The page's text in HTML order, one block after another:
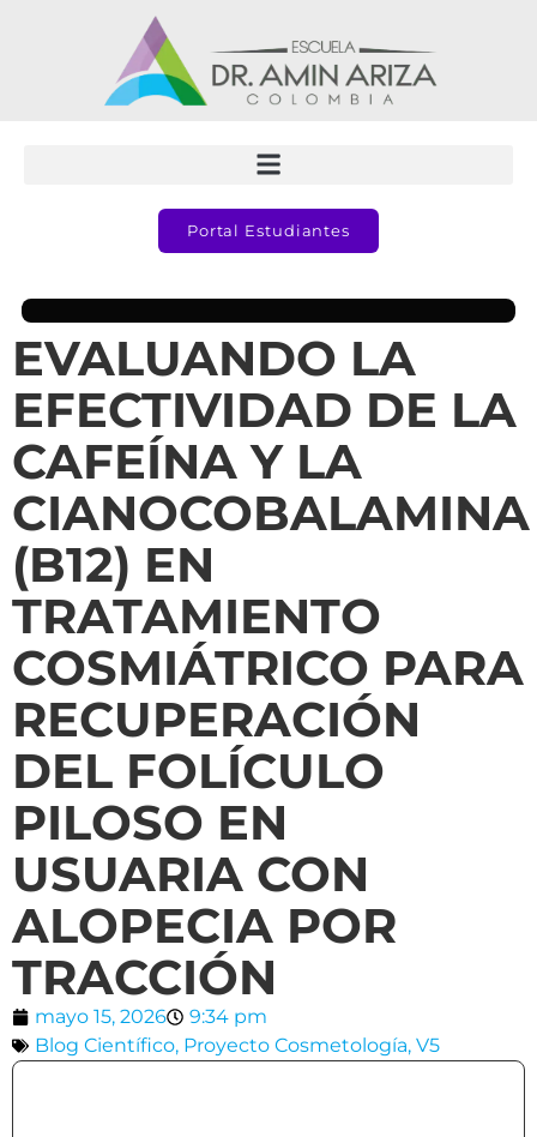
Portal Estudiantes
EVALUANDO LA
EFECTIVIDAD DE LA
CAFEÍNA Y LA
CIANOCOBALAMINA
(B12) EN
TRATAMIENTO
COSMIÁTRICO PARA
RECUPERACIÓN
DEL FOLÍCULO
PILOSO EN
USUARIA CON
ALOPECIA POR
TRACCIÓN
mayo 15, 2026
9:34 pm
Blog Científico, Proyecto Cosmetología, V5